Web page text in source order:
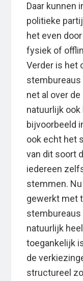
Daar kunnen
politieke
het even
fysiek of
Verder is het
stembureaus
net al over
natuurlijk ook
bijvoorbeeld
ook echt het
van dit soort
iedereen
stemmen.
gewerkt met
stembureaus
natuurlijk
toegankelijk
de
structureel